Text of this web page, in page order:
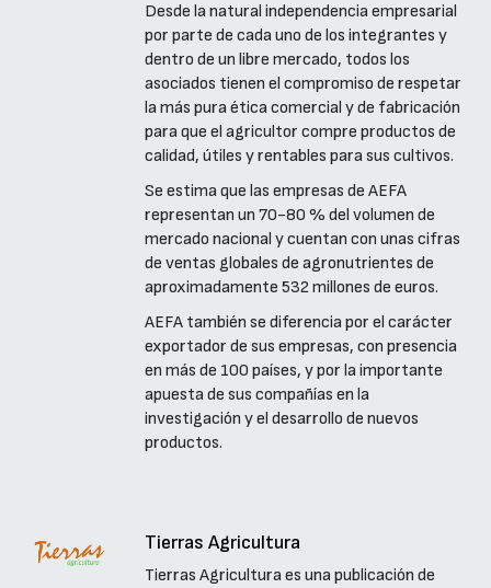
Desde la natural independencia empresarial
por parte de cada uno de los integrantes y
dentro de un libre mercado, todos los
asociados tienen el compromiso de respetar
la más pura ética comercial y de fabricación
para que el agricultor compre productos de
calidad, útiles y rentables para sus cultivos.
Se estima que las empresas de AEFA
representan un 70-80 % del volumen de
mercado nacional y cuentan con unas cifras
de ventas globales de agronutrientes de
aproximadamente 532 millones de euros.
AEFA también se diferencia por el carácter
exportador de sus empresas, con presencia
en más de 100 países, y por la importante
apuesta de sus compañías en la
investigación y el desarrollo de nuevos
productos.
Tierras Agricultura
Tierras Agricultura es una publicación de